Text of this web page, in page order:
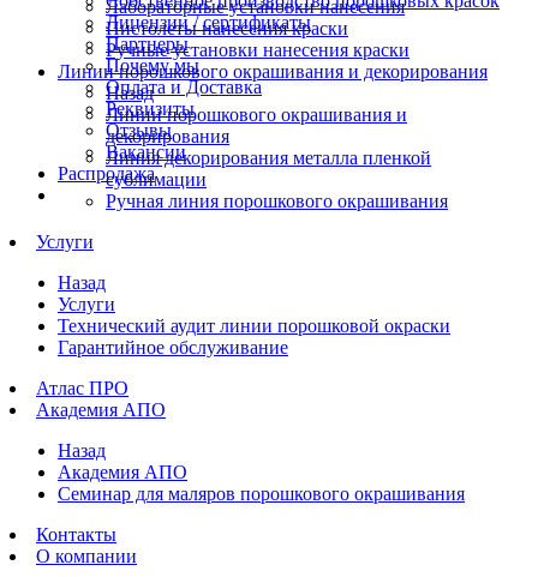
Лицензии / сертификаты
Партнеры
Почему мы
Оплата и Доставка
Реквизиты
Отзывы
Вакансии
Распродажа
Лабораторные установки нанесения
Пистолеты нанесения краски
Ручные установки нанесения краски
Линии порошкового окрашивания и декорирования
Назад
Линии порошкового окрашивания и
декорирования
Линия декорирования металла пленкой
сублимации
Ручная линия порошкового окрашивания
Услуги
Назад
Услуги
Технический аудит линии порошковой окраски
Гарантийное обслуживание
Атлас ПРО
Академия АПО
Назад
Академия АПО
Семинар для маляров порошкового окрашивания
Контакты
О компании